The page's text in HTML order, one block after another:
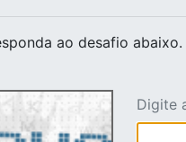
ao desafio abaixo.
Digite